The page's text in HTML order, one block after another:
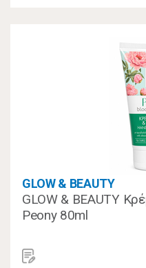
GLOW & BEAUTY
GLOW & BEAUTY
Peony 80ml